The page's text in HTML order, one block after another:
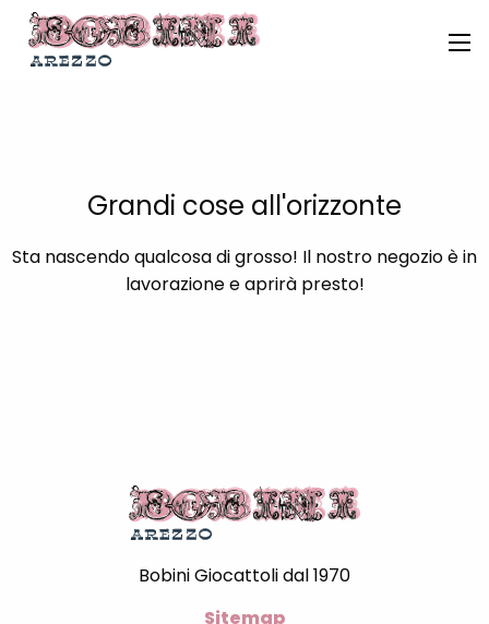
Grandi cose all'orizzonte
Sta nascendo qualcosa di grosso! Il nostro negozio è in
lavorazione e aprirà presto!
Bobini Giocattoli dal 1970
Sitemap